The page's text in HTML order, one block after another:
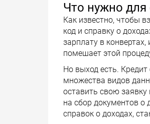
Что нужно
Как известно, чтобы
код и справку о
зарплату в
помешает этой
Но выход есть.
множества видов
оставить свою заявку
на сбор документов о
справок о доходах,